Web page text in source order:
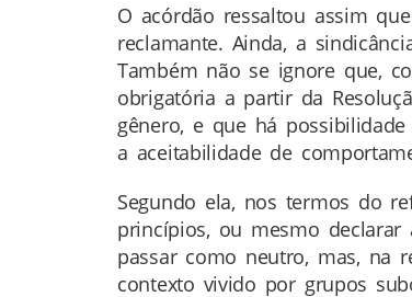
O acórdão ressaltou assim
reclamante. Ainda, a
Também não se ignore que,
obrigatória a partir da
gênero, e que há
a aceitabilidade de
Segundo ela, nos termos do
princípios, ou mesmo
passar como neutro, mas, na
contexto vivido por grupos